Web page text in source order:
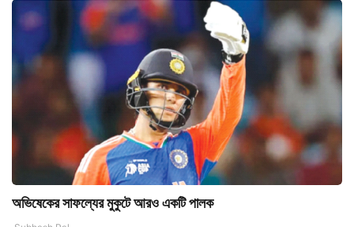
অভিষেকের সাফল্যের মুকুটে আরও একটি পালক